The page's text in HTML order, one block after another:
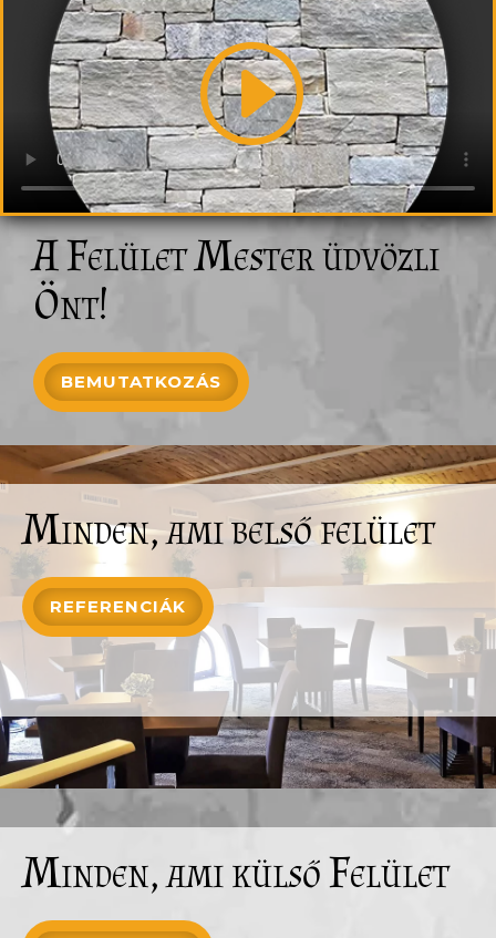
A Felület Mester üdvözli
Önt!
BEMUTATKOZÁS
Minden, ami belső felület
REFERENCIÁK
Minden, ami külső Felület